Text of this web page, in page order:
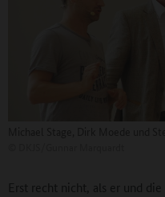
Erst recht nicht, als er und